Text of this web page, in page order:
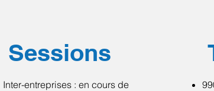
Sessions
Inter-entreprises : en cours de